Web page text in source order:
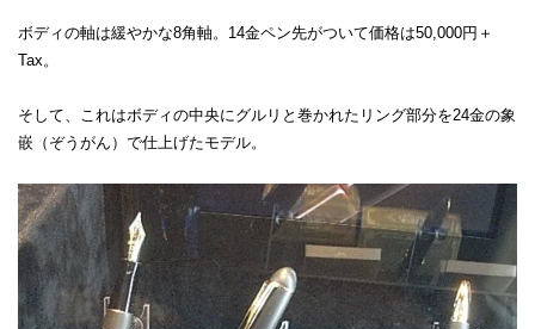
ボディの軸は緩やかな8角軸。14金ペン先がついて価格は50,000円＋
Tax。
そして、これはボディの中央にグルリと巻かれたリング部分を24金の象
嵌（ぞうがん）で仕上げたモデル。